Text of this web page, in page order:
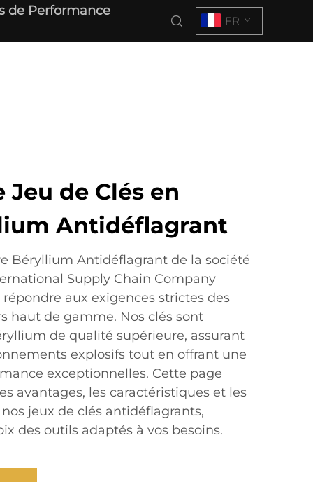
de Performance
FR
Jeu de Clés en
Antidéflagrant
Béryllium Antidéflagrant de la société
Supply Chain Company
aux exigences strictes des
haut de gamme. Nos clés sont
de qualité supérieure, assurant
explosifs tout en offrant une
exceptionnelles. Cette page
avantages, les caractéristiques et les
jeux de clés antidéflagrants,
des outils adaptés à vos besoins.